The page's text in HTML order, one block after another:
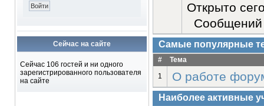
Сейчас на сайте
Сейчас 106 гостей и ни одного
зарегистрированного пользователя
на сайте
Открыто
Самые популярные
#
Тема
1
О работе
Наиболее активные